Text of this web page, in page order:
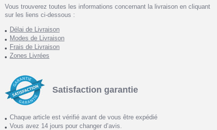
Vous trouverez toutes les informations concernant la livraison en cliquant
sur les liens ci-dessous :
Délai de Livraison
Modes de Livraison
Frais de Livraison
Zones Livrées
Satisfaction garantie
Chaque article est vérifié avant de vous être expédié
Vous avez 14 jours pour changer d’avis.